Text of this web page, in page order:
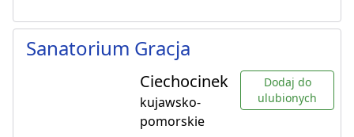
Sanatorium Gracja
Ciechocinek
kujawsko-
pomorskie
Dodaj do
ulubionych